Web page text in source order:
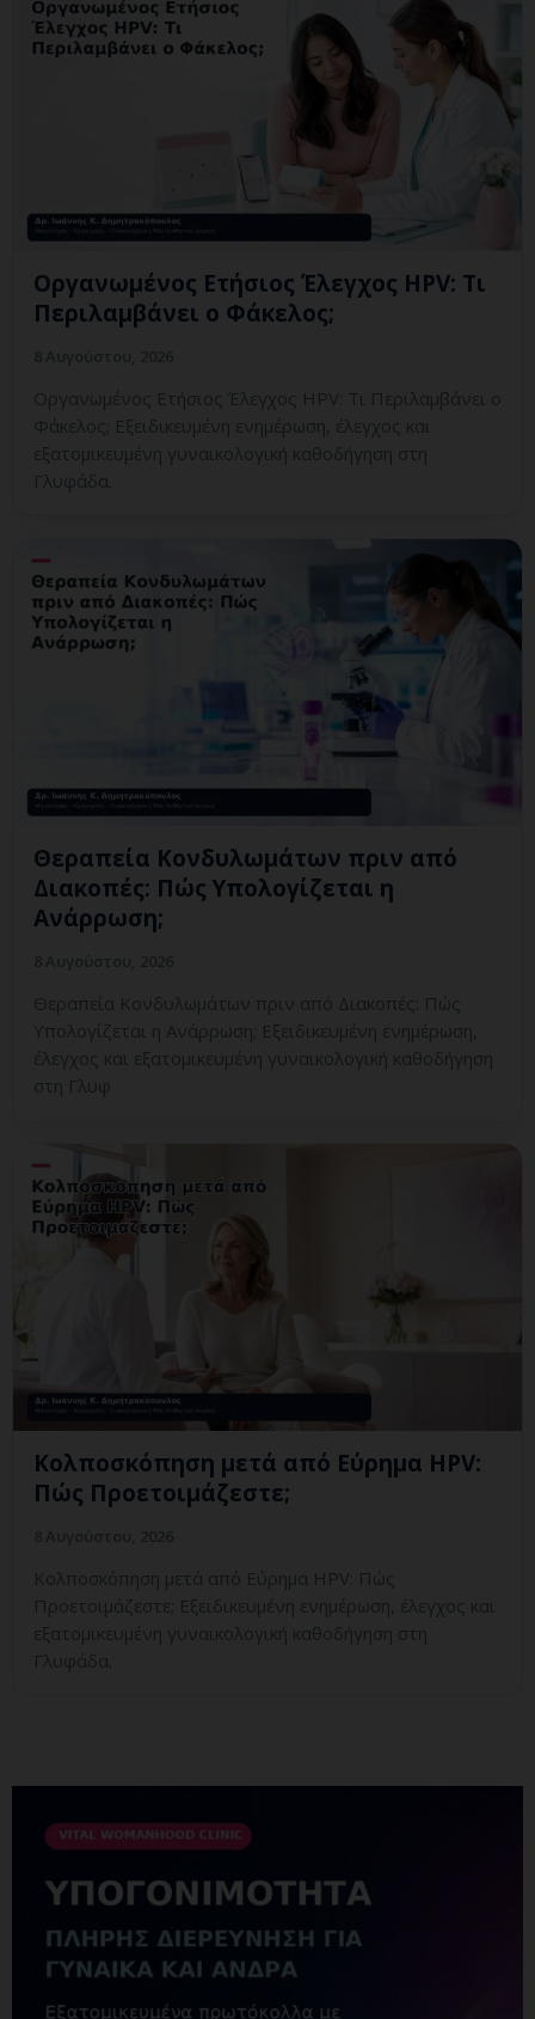
Οργανωμένος Ετήσιος Έλεγχος HPV: Τι
Περιλαμβάνει ο Φάκελος;
Οργανωμένος Ετήσιος Έλεγχος HPV: Τι Περιλαμβάνει ο
Φάκελος; Εξειδικευμένη ενημέρωση, έλεγχος και
εξατομικευμένη γυναικολογική καθοδήγηση στη
Γλυφάδα.
Θεραπεία Κονδυλωμάτων πριν από
Διακοπές: Πώς Υπολογίζεται η
Ανάρρωση;
Θεραπεία Κονδυλωμάτων πριν από Διακοπές: Πώς
Υπολογίζεται η Ανάρρωση; Εξειδικευμένη ενημέρωση,
έλεγχος και εξατομικευμένη γυναικολογική καθοδήγηση
στη Γλυφ
Κολποσκόπηση μετά από Εύρημα HPV:
Πώς Προετοιμάζεστε;
Κολποσκόπηση μετά από Εύρημα HPV: Πώς
Προετοιμάζεστε; Εξειδικευμένη ενημέρωση, έλεγχος και
εξατομικευμένη γυναικολογική καθοδήγηση στη
Γλυφάδα.